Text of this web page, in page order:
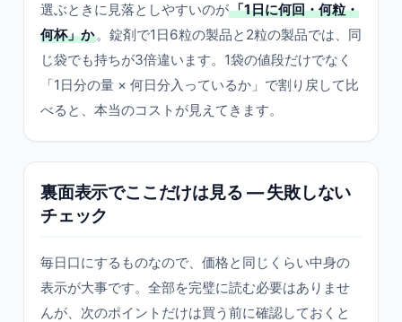
選ぶときに見落としやすいのが「1日に何回・何粒・
何杯」か。錠剤で1日6粒の製品と2粒の製品では、同
じ袋でも持ちが3倍違います。1袋の値段だけでなく
「1日分の量 × 何日分入っているか」で割り戻して比
べると、本当のコストが見えてきます。
裏面表示でここだけは見る — 失敗しない
チェック
毎日口にするものなので、価格と同じくらい中身の
表示が大事です。全部を完璧に読む必要はありませ
んが、次のポイントだけは買う前に確認しておくと